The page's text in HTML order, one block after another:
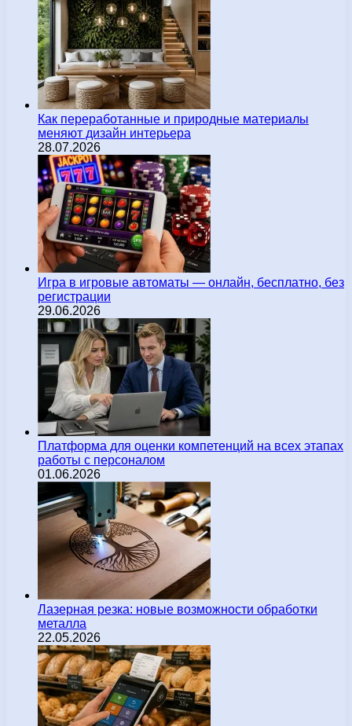
Как переработанные и природные материалы
меняют дизайн интерьера
28.07.2026
Игра в игровые автоматы — онлайн, бесплатно, без
регистрации
29.06.2026
Платформа для оценки компетенций на всех этапах
работы с персоналом
01.06.2026
Лазерная резка: новые возможности обработки
металла
22.05.2026